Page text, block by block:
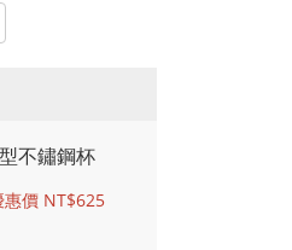
不鏽鋼杯
惠價 NT$625